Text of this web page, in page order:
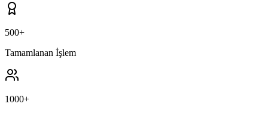
500+
Tamamlanan İşlem
1000+